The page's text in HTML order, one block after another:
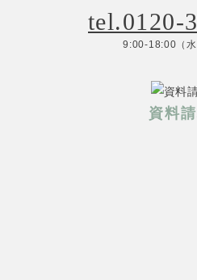
tel.0120-
9:00-18:00（水
資料